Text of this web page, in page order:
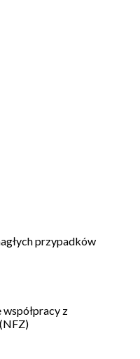
przypadków
współpracy z